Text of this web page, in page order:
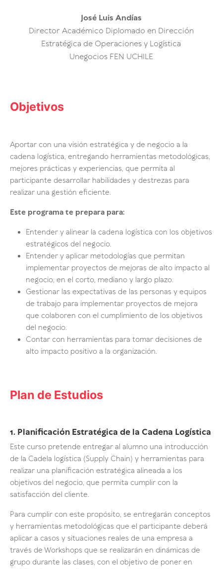
José Luis Andías
Director Académico Diplomado en Dirección
Estratégica de Operaciones y Logística
Unegocios FEN UCHILE
Objetivos
Aportar con una visión estratégica y de negocio a la
cadena logística, entregando herramientas metodológicas,
mejores prácticas y experiencias, que permita al
participante desarrollar habilidades y destrezas para
realizar una gestión eficiente.
Este programa te prepara para:
Entender y alinear la cadena logística con los objetivos
estratégicos del negocio.
Entender y aplicar metodologías que permitan
implementar proyectos de mejoras de alto impacto al
negocio, en el corto, mediano y largo plazo.
Gestionar las expectativas de las personas y equipos
de trabajo para implementar proyectos de mejora
que colaboren con el cumplimiento de los objetivos
del negocio.
Contar con herramientas para tomar decisiones de
alto impacto positivo a la organización.
Plan de Estudios
1. Planificación Estratégica de la Cadena Logística
Este curso pretende entregar al alumno una introducción
de la Cadela logística (Supply Chain) y herramientas para
realizar una planificación estratégica alineada a los
objetivos del negocio, que permita cumplir con la
satisfacción del cliente.
Para cumplir con este propósito, se entregarán conceptos
y herramientas metodológicas que el participante deberá
aplicar a casos y situaciones reales de una empresa a
través de Workshops que se realizarán en dinámicas de
grupo durante las clases, con el objetivo de poner en